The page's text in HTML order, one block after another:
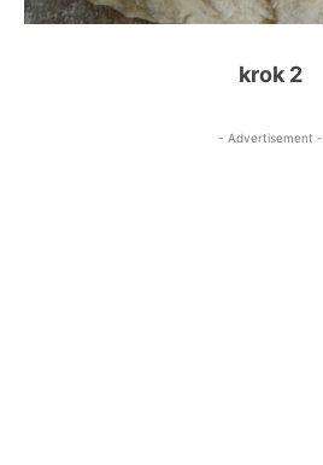
krok 2
- Advertisement -